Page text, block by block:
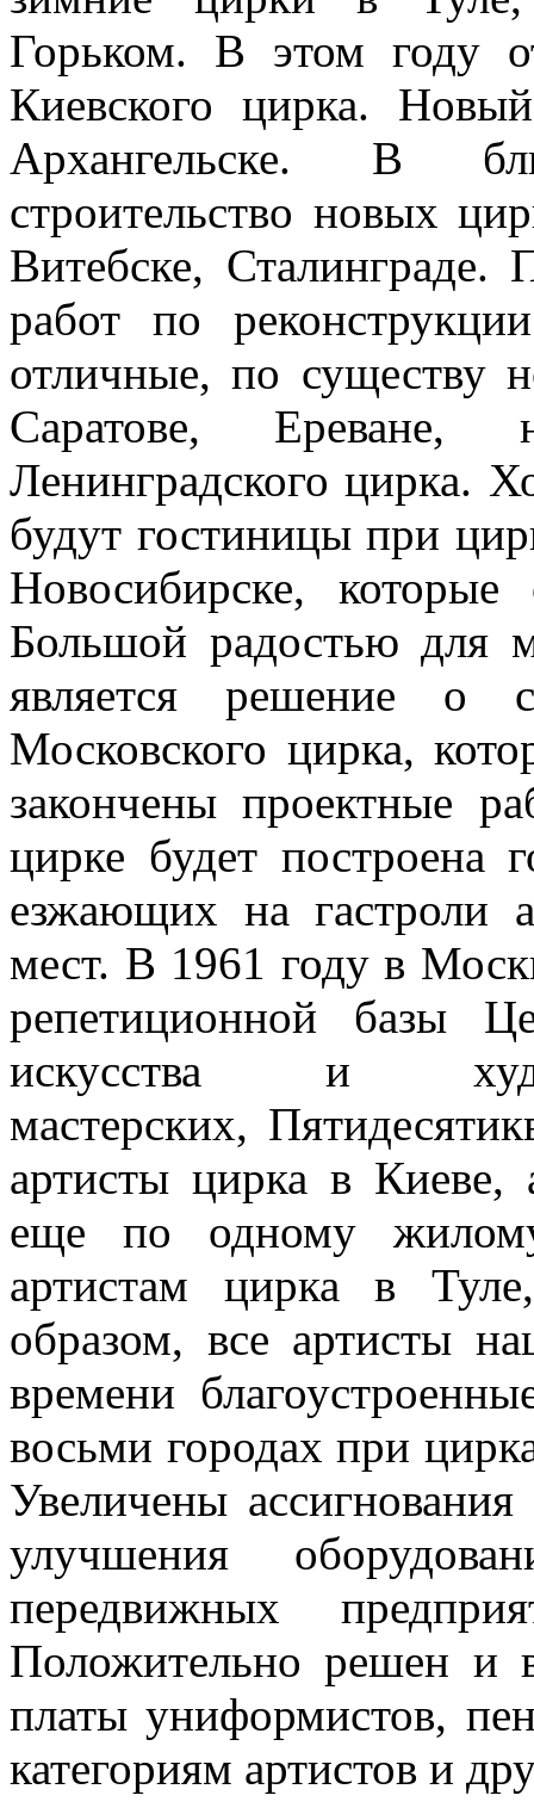
Горьком. В этом году
Киевского цирка.
Архангельске. В
строительство новых
Витебске, Сталинграде.
работ по
отличные, по существу
Сарато­ве, Ереване,
Ленинградского цирка.
будут гостиницы при
Новосибирске,
Большой радостью для
является решение о
Московского цирка,
за­кончены проектные
цирке будет построена
езжающих на гастроли
мест. В 1961 году в
репетиционной базы
искусства и
мастерских,
артисты цирка в
еще по одному
артистам цирка в
образом, все артисты
времени
восьми городах при
Увеличены
улучшения
передвижных
Положительно решен и
платы униформистов,
категориям артистов и